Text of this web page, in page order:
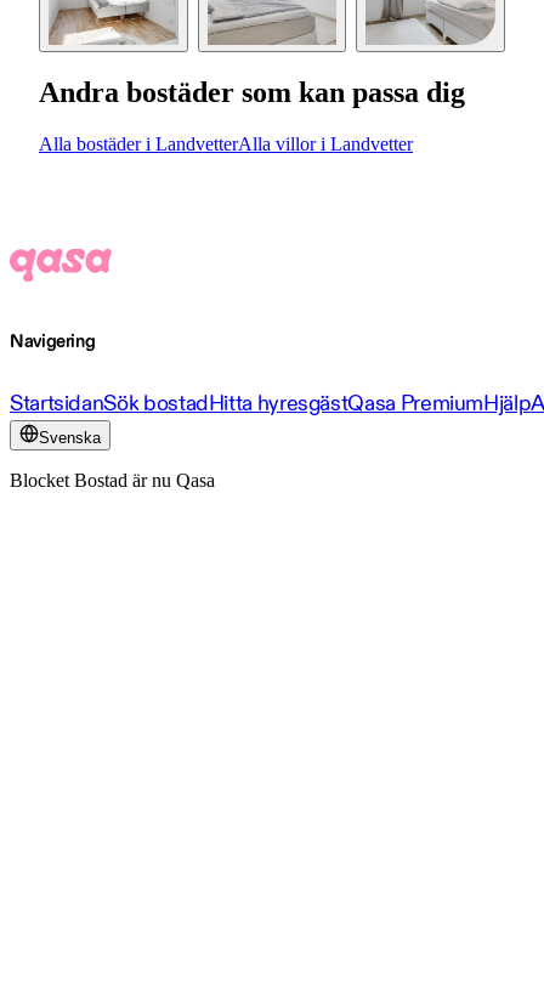
Andra bostäder som kan passa dig
Alla bostäder i LandvetterAlla villor i Landvetter
Navigering
StartsidanSök bostadHitta hyresgästQasa PremiumHjälp
Svenska
Blocket Bostad är nu Qasa